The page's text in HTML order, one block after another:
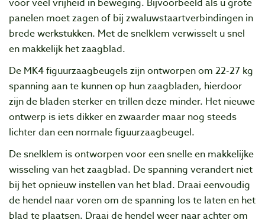
panelen moet zagen of bij zwaluwstaartverbindingen in
brede werkstukken. Met de snelklem verwisselt u snel
en makkelijk het zaagblad.
De MK4 figuurzaagbeugels zijn ontworpen om 22-27 kg
spanning aan te kunnen op hun zaagbladen, hierdoor
zijn de bladen sterker en trillen deze minder. Het nieuwe
ontwerp is iets dikker en zwaarder maar nog steeds
lichter dan een normale figuurzaagbeugel.
De snelklem is ontworpen voor een snelle en makkelijke
wisseling van het zaagblad. De spanning verandert niet
bij het opnieuw instellen van het blad. Draai eenvoudig
de hendel naar voren om de spanning los te laten en het
blad te plaatsen. Draai de hendel weer naar achter om